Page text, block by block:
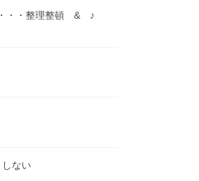
・・整理整頓 & ♪
ない